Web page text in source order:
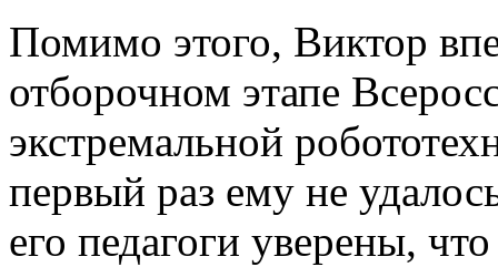
Помимо этого, Виктор
отборочном этапе
экстремальной
первый раз ему не
его педагоги уверены,